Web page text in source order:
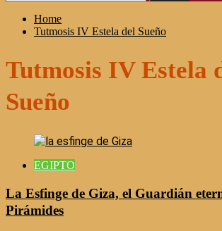
Home
Tutmosis IV Estela del Sueño
Tutmosis IV Estela
Sueño
EGIPTO
La Esfinge de Giza, el Guardián
Pirámides